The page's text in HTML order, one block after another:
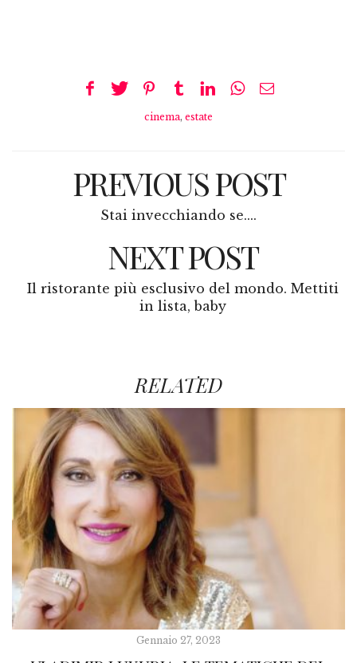
cinema, estate
PREVIOUS POST
Stai invecchiando se....
NEXT POST
Il ristorante più esclusivo del mondo. Mettiti
in lista, baby
RELATED
Gennaio 27, 2023